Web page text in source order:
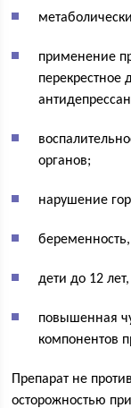
применение
перекрестное
органов;
нарушение
дети до 12
повышенная
компонентов
Препарат не
осторожностью